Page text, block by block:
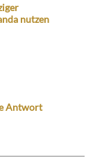
nutzen
Antwort